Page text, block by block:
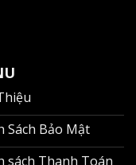
Sách Bảo Mật
sách Thanh Toán